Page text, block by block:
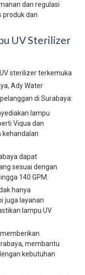
dan regulasi
produk dan
UV Sterilizer
sterilizer terkemuka
Ady Water
di Surabaya:
lampu
Viqua dan
kehandalan
dapat
sesuai dengan
140 GPM.
hanya
juga layanan
lampu UV
membantu
kebutuhan